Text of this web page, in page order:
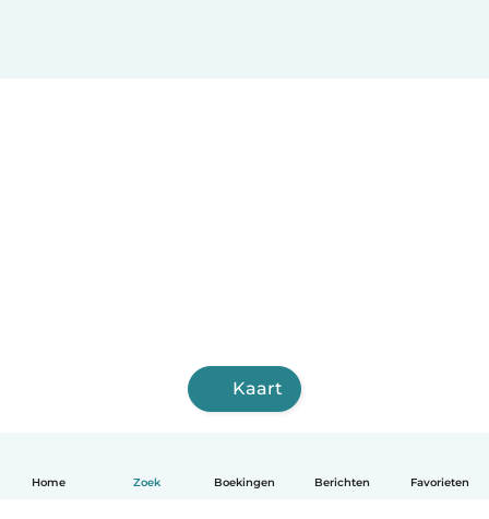
Home Zoek Boekingen Berichten Favorieten
Kaart